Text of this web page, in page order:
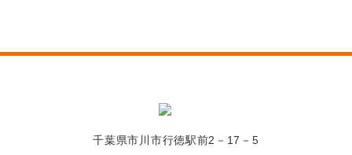
千葉県市川市行徳駅前2－17－5